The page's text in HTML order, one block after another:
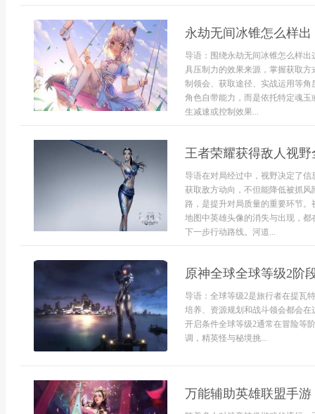
永劫无间冰锥怎么样出
导语：围绕永劫无间冰锥怎么样
具压制力的效果来源，掌握获取
制领会、获取途径、实战运用等
角色自带能力，而是依托特定魂
生减速或控制效果...
王者荣耀获得敌人视野
导语在对局经过中，视野决定了
获取敌方动向，不但能降低被抓
路，是提升对局质量的重要环节
地图中英雄头像的消失与出现，
下一步行动路线。河道...
原神全球全球等级2阶
导语：全球等级2是旅行者在提瓦
培养、资源规划和战斗领会都会
开启条件全球等级2通常在冒险等
调，精英怪与秘境挑...
万能辅助英雄联盟手